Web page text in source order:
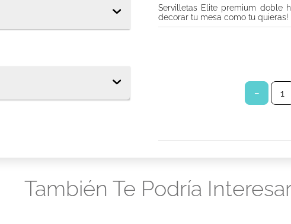
Servilletas Elite premium doble
decorar tu mesa como tu quieras!
－
También Te Podría
protector diario ladysoft protección ultradelgada tela suave